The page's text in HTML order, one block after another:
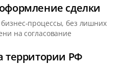
сделки
процессы, без лишних
на согласование
территории РФ